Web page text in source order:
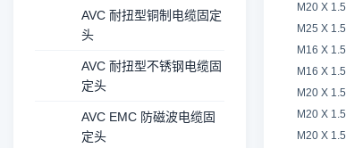
AVC 耐扭型铜制电缆固定
头
AVC 耐扭型不锈钢电缆固
定头
AVC EMC 防磁波电缆固
定头
M20 X 1.5
M25 X 1.5
M16 X 1.5
M16 X 1.5
M20 X 1.5
M20 X 1.5
M20 X 1.5